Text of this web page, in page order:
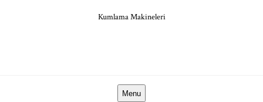
Kumlama Makineleri
Menu